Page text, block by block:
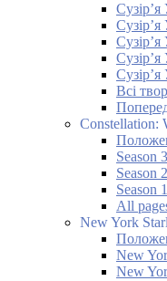
Всі
Constellation:
Season 3
Season 2
Season 1
All
New York
New
New